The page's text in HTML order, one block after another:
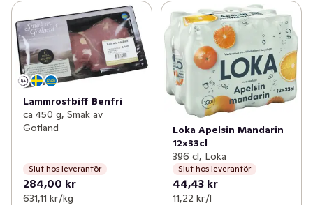
Lammrostbiff Benfri
ca 450 g, Smak av
Gotland
Slut hos leverantör
284,00 kr
631,11 kr /kg
Loka Apelsin Mandarin
12x33cl
396 cl, Loka
Slut hos leverantör
44,43 kr
11,22 kr /l